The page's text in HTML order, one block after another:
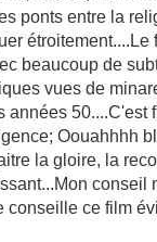
ponts entre la
étroitement....Le
beaucoup de
vues de
50....C'est
Oouahhhh
la gloire, la
conseil
conseille ce film